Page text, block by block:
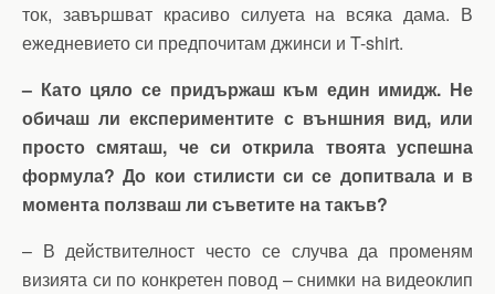
ток, завършват красиво силуета на всяка дама. В
ежедневието си предпочитам джинси и T-shirt.
– Като цяло се придържаш към един имидж. Не
обичаш ли експериментите с външния вид, или
просто смяташ, че си открила твоята успешна
формула? До кои стилисти си се допитвала и в
момента ползваш ли съветите на такъв?
– В действителност често се случва да променям
визията си по конкретен повод – снимки на видеоклип